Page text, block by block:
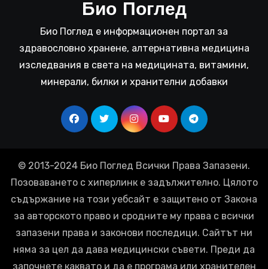
Био Поглед
Био Поглед е информационен портал за
здравословно хранене, алтернативна медицина
изследвания в света на медицината, витамини,
минерали, билки и хранителни добавки
© 2013-2024 Био Поглед Всички Права Запазени.
Позоваването с хиперлинк е задължително. Цялото
съдържание на този уебсайт е защитено от Закона
за авторското право и сродните му права с всички
запазени права и законови последици. Сайтът ни
няма за цел да дава медицински съвети. Преди да
започнете каквато и да е програма или хранителен